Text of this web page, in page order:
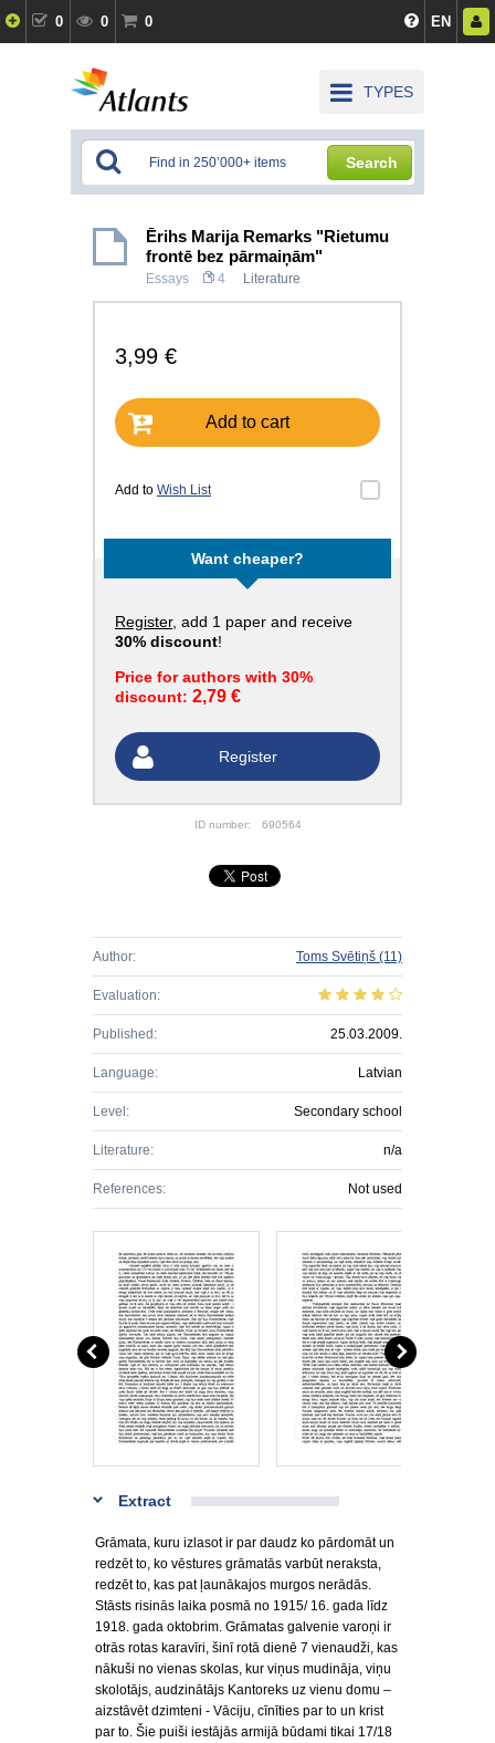
0 0 0 EN
TYPES
Search
Ērihs Marija Remarks "Rietumu
frontē bez pārmaiņām"
Essays 4 Literature
3,99 €
Add to cart
Add to Wish List
Want cheaper?
Register, add 1 paper and receive
30% discount!
Price for authors with 30%
discount: 2,79 €
Register
ID number: 690564
Author: Toms Svētiņš (11)
Evaluation:
Published: 25.03.2009.
Language: Latvian
Level: Secondary school
Literature: n/a
References: Not used
Extract
Grāmata, kuru izlasot ir par daudz ko pārdomāt un
redzēt to, ko vēstures grāmatās varbūt neraksta,
redzēt to, kas pat ļaunākajos murgos nerādās.
Stāsts risinās laika posmā no 1915/ 16. gada līdz
1918. gada oktobrim. Grāmatas galvenie varoņi ir
otrās rotas karavīri, šinī rotā dienē 7 vienaudži, kas
nākuši no vienas skolas, kur viņus mudināja, viņu
skolotājs, audzinātājs Kantoreks uz vienu domu –
aizstāvēt dzimteni - Vāciju, cīnīties par to un krist
par to. Šie puiši iestājās armijā būdami tikai 17/18